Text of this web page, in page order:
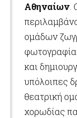
Αθηναίων.
ομάδων
και
υπόλοιπες
θεατρική
χορωδίας